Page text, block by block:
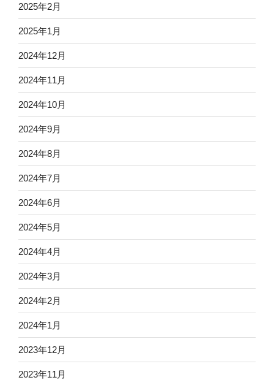
2025年2月
2025年1月
2024年12月
2024年11月
2024年10月
2024年9月
2024年8月
2024年7月
2024年6月
2024年5月
2024年4月
2024年3月
2024年2月
2024年1月
2023年12月
2023年11月